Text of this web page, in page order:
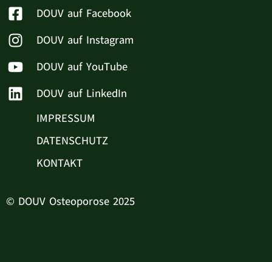
DOUV auf Facebook
DOUV auf Instagram
DOUV auf YouTube
DOUV auf LinkedIn
IMPRESSUM
DATENSCHUTZ
KONTAKT
© DOUV Osteoporose 2025